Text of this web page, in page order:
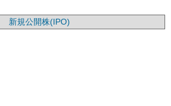
新規公開株(IPO)